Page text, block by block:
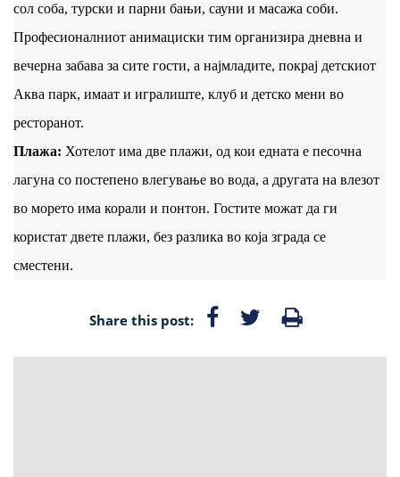
сол соба, турски и парни бањи, сауни и масажа соби.
Професионалниот анимациски тим организира дневна и
вечерна забава за сите гости, а најмладите, покрај детскиот
Аква парк, имаат и игралиште, клуб и детско мени во
ресторанот.
Плажа: Хотелот има две плажи, од кои едната е песочна
лагуна со постепено влегување во вода, а другата на влезот
во морето има корали и понтон. Гостите можат да ги
користат двете плажи, без разлика во која зграда се
сместени.
Share this post: